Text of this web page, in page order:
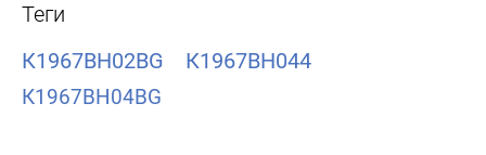
Теги
К1967ВН02BG
К1967ВН044
К1967ВН04BG